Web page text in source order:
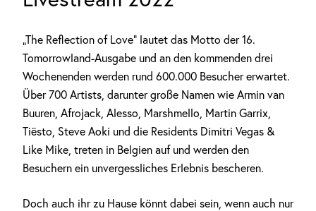
„The Reflection of Love“ lautet das Motto der 16.
Tomorrowland-Ausgabe und an den kommenden drei
Wochenenden werden rund 600.000 Besucher erwartet.
Über 700 Artists, darunter große Namen wie Armin van
Buuren, Afrojack, Alesso, Marshmello, Martin Garrix,
Tiësto, Steve Aoki und die Residents Dimitri Vegas &
Like Mike, treten in Belgien auf und werden den
Besuchern ein unvergessliches Erlebnis bescheren.
Doch auch ihr zu Hause könnt dabei sein, wenn auch nur